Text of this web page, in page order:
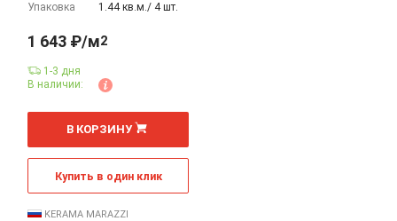
Упаковка
1.44 кв.м./ 4 шт.
1 643 ₽/м2
1-3 дня
В наличии:
м
В КОРЗИНУ
Купить в один клик
KERAMA MARAZZI